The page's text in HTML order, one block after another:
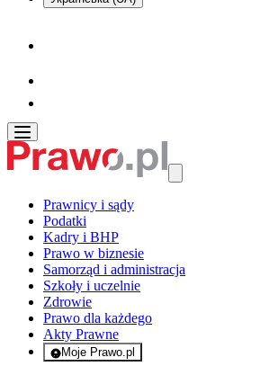
Prawnicy i sądy
Podatki
Kadry i BHP
Prawo w biznesie
Samorząd i administracja
Szkoły i uczelnie
Zdrowie
Prawo dla każdego
Akty Prawne
Moje Prawo.pl
- rejestracja i logowanie do serwisu